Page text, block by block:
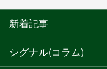
新着記事
シグナル(コラム)